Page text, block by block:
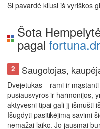
Ši pavardė kilusi iš vyriškos
Šota
pagal
2 Saugotojas,
Dvejetukas – rami ir
pusiausvyros ir harmonijos,
aktyvesni tipai gali jį išmušti
Išugdyti pasitikėjimą savimi
nemažai laiko. Jo jausmai